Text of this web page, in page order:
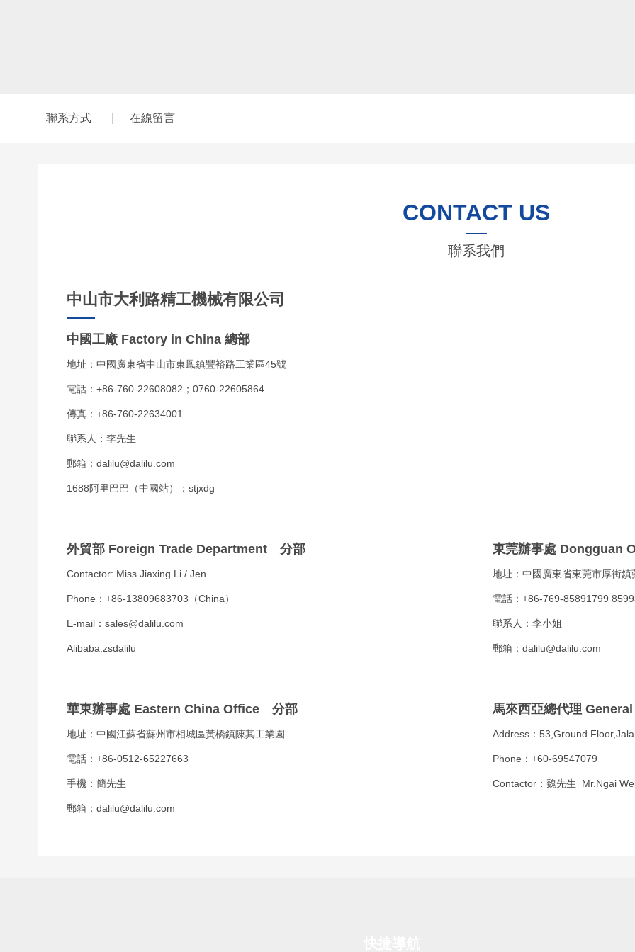
聯系方式 在線留言
CONTACT US
聯系我們
中山市大利路精工機械有限公司
中國工廠 Factory in China 總部
地址：中國廣東省中山市東鳳鎮豐裕路工業區45號
電話： +86-760-22608082 ； 0760-22605864
傳真：+86-760-22634001
聯系人：李先生
郵箱： dalilu@dalilu.com
1688阿里巴巴（中國站）：stjxdg
外貿部 Foreign Trade Department 分部
Contactor: Miss Jiaxing Li / Jen
Phone： +86-13809683703 （China）
E-mail： sales@dalilu.com
Alibaba:zsdalilu
東莞辦事處 Dongguan
地址：中國廣東省東莞市厚街鎮
電話：+86-769-85891799
聯系人：李小姐
郵箱：dalilu@dalilu.com
華東辦事處 Eastern China Office 分部
地址：中國江蘇省蘇州市相城區黃橋鎮陳其工業園
電話： +86-0512-65227663
手機：簡先生
郵箱： dalilu@dalilu.com
馬來西亞總代理
Address：53,Ground
Phone：+60-69547079
Contactor：魏先生 Mr.Ngai